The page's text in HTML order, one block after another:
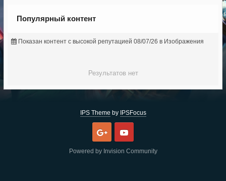
Популярный контент
Показан контент с высокой репутацией 08/07/26 в Изображения
Результатов нет
IPS Theme by IPSFocus
Google
Powered by Invision Community